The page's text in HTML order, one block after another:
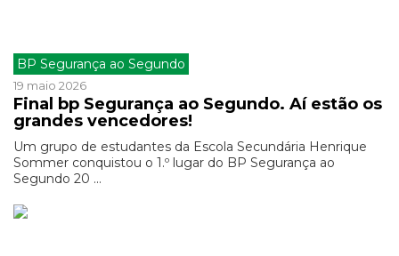
BP Segurança ao Segundo
19 maio 2026
Final bp Segurança ao Segundo. Aí estão os
grandes vencedores!
Um grupo de estudantes da Escola Secundária Henrique
Sommer conquistou o 1.º lugar do BP Segurança ao
Segundo 20 ...